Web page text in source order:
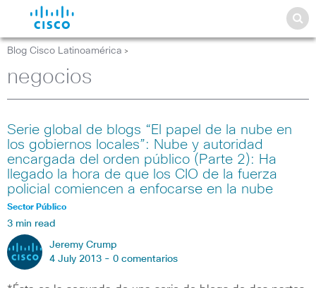
Blog Cisco Latinoamérica >
negocios
Serie global de blogs “El papel de la nube en
los gobiernos locales”: Nube y autoridad
encargada del orden público (Parte 2): Ha
llegado la hora de que los CIO de la fuerza
policial comiencen a enfocarse en la nube
Sector Público
3 min read
Jeremy Crump
4 July 2013 - 0 comentarios